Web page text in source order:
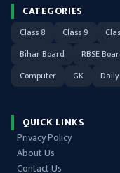
CATEGORIES
Class 8 Class 9
Bihar Board
RBSE
Computer
GK
QUICK LINKS
Privacy Policy
About Us
Contact Us